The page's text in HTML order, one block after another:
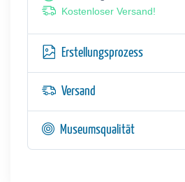
Kostenloser Versand!
Erstellungsprozess
Versand
Museumsqualität